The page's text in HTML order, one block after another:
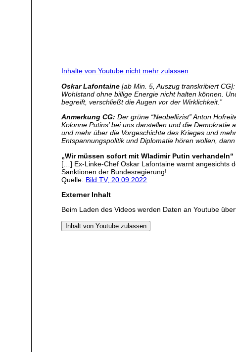
Inhalte von Youtube nicht mehr zulassen
Oskar Lafontaine [ab Min. 5, Auszug transkribiert
Wohlstand ohne billige Energie nicht halten können.
begreift, verschließt die Augen vor der Wirklichkeit.”
Anmerkung CG: Der grüne “Neobellizist” Anton
Kolonne Putins’ bei uns darstellen und die
und mehr über die Vorgeschichte des Krieges und
Entspannungspolitik und Diplomatie hören wollen,
„Wir müssen sofort mit Wladimir Putin
[…] Ex-Linke-Chef Oskar Lafontaine warnt angesichts
Sanktionen der Bundesregierung!
Quelle: Bild TV, 20.09.2022
Externer Inhalt
Beim Laden des Videos werden Daten an Youtube
Inhalt von Youtube zulassen